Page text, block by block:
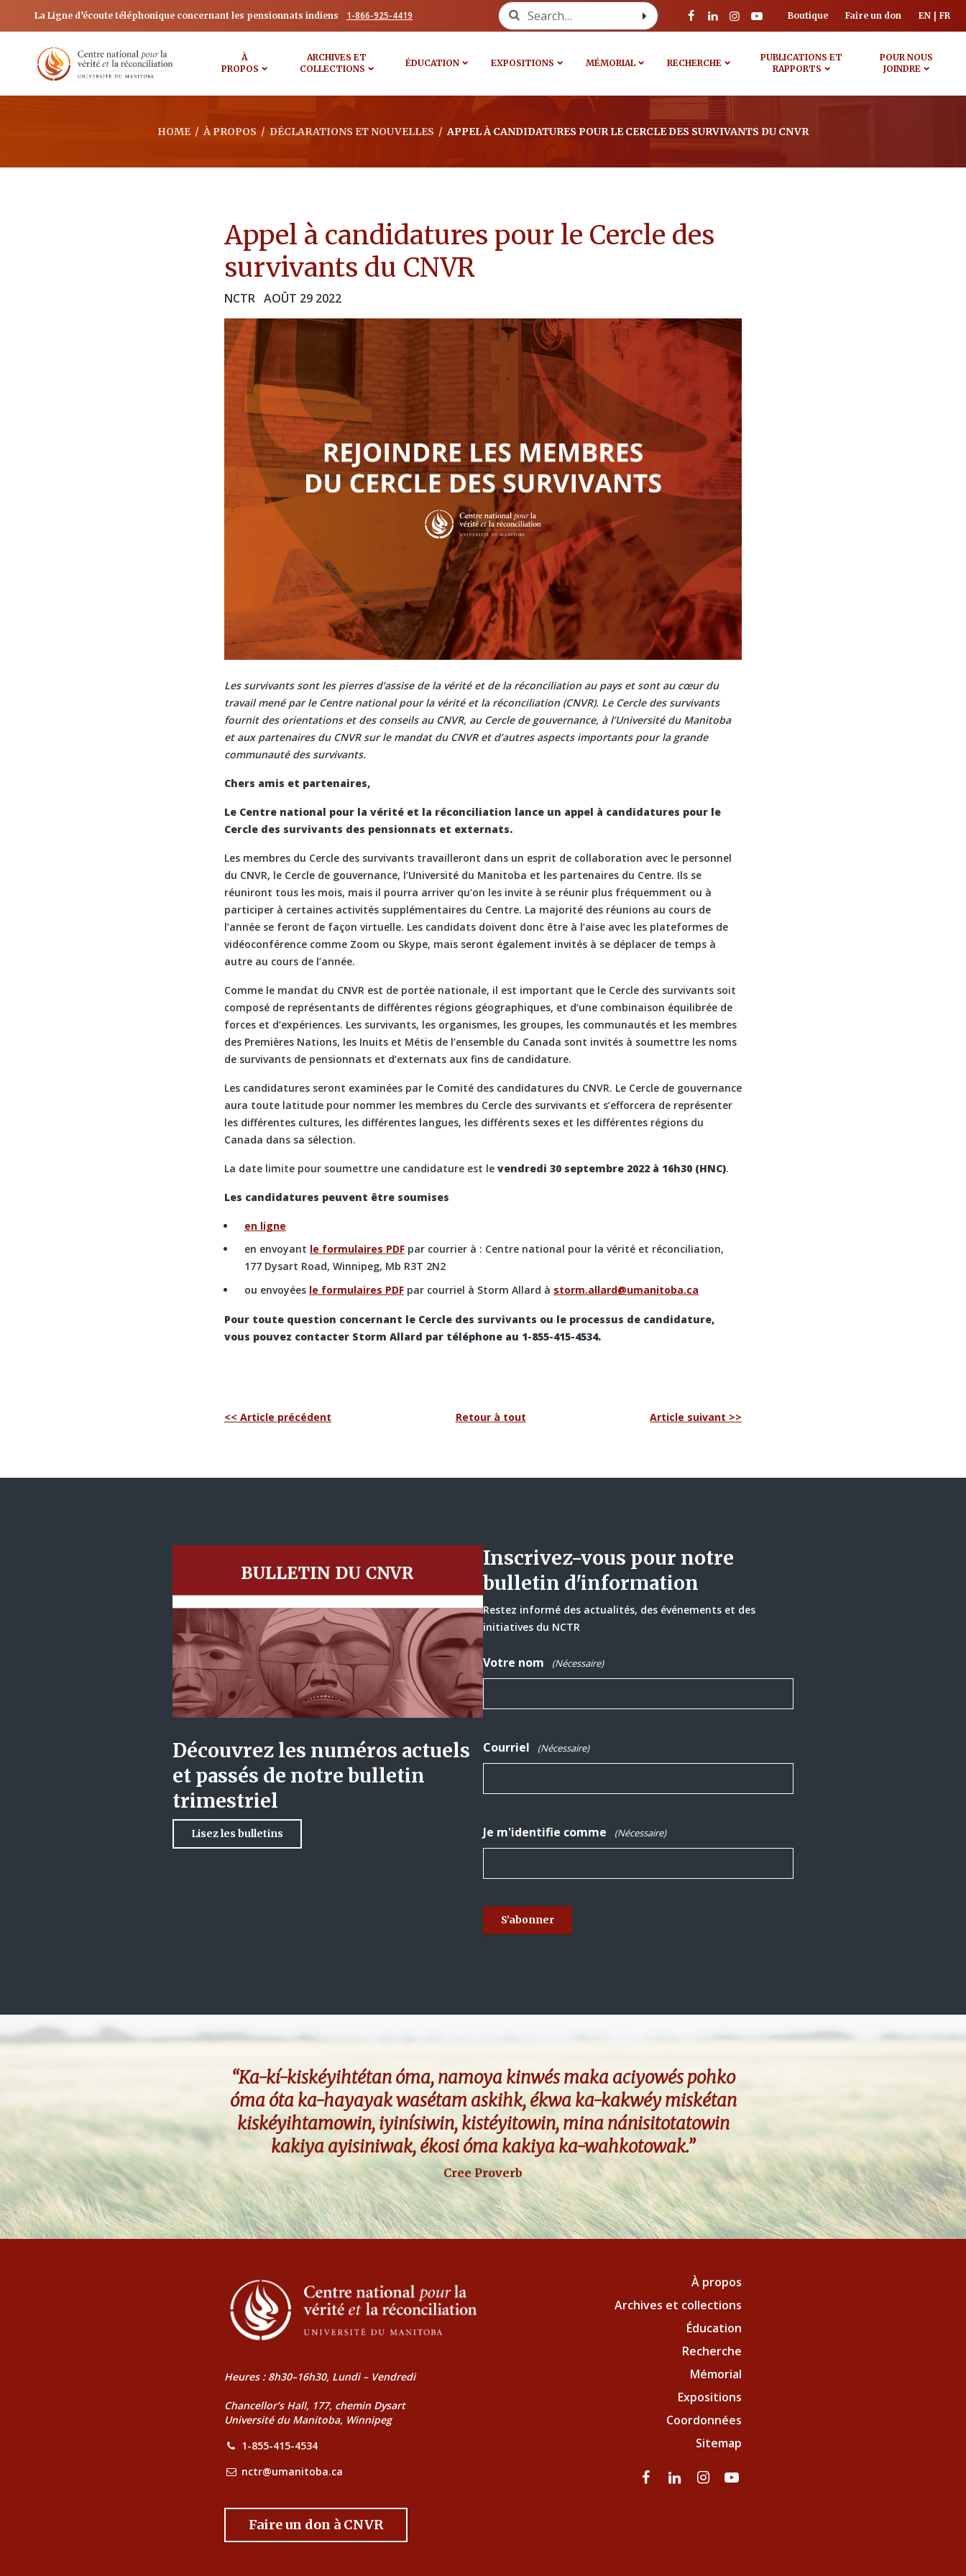
La Ligne d’écoute téléphonique concernant les pensionnats indiens 1-866-925-4419 Search for: Boutique Faire un don EN FR
À
PROPOS
ARCHIVES ET
COLLECTIONS
ÉDUCATION EXPOSITIONS MÉMORIAL RECHERCHE
PUBLICATIONS ET
RAPPORTS
POUR NOUS
JOINDRE
HOME / À PROPOS / DÉCLARATIONS ET NOUVELLES / APPEL À CANDIDATURES POUR LE CERCLE DES SURVIVANTS DU CNVR
Appel à candidatures pour le Cercle des
survivants du CNVR
NCTR AOÛT 29 2022
Les survivants sont les pierres d’assise de la vérité et de la réconciliation au pays et sont au cœur du
travail mené par le Centre national pour la vérité et la réconciliation (CNVR). Le Cercle des survivants
fournit des orientations et des conseils au CNVR, au Cercle de gouvernance, à l’Université du Manitoba
et aux partenaires du CNVR sur le mandat du CNVR et d’autres aspects importants pour la grande
communauté des survivants.
Chers amis et partenaires,
Le Centre national pour la vérité et la réconciliation lance un appel à candidatures pour le
Cercle des survivants des pensionnats et externats.
Les membres du Cercle des survivants travailleront dans un esprit de collaboration avec le personnel
du CNVR, le Cercle de gouvernance, l’Université du Manitoba et les partenaires du Centre. Ils se
réuniront tous les mois, mais il pourra arriver qu’on les invite à se réunir plus fréquemment ou à
participer à certaines activités supplémentaires du Centre. La majorité des réunions au cours de
l’année se feront de façon virtuelle. Les candidats doivent donc être à l’aise avec les plateformes de
vidéoconférence comme Zoom ou Skype, mais seront également invités à se déplacer de temps à
autre au cours de l’année.
Comme le mandat du CNVR est de portée nationale, il est important que le Cercle des survivants soit
composé de représentants de différentes régions géographiques, et d’une combinaison équilibrée de
forces et d’expériences. Les survivants, les organismes, les groupes, les communautés et les membres
des Premières Nations, les Inuits et Métis de l’ensemble du Canada sont invités à soumettre les noms
de survivants de pensionnats et d’externats aux fins de candidature.
Les candidatures seront examinées par le Comité des candidatures du CNVR. Le Cercle de gouvernance
aura toute latitude pour nommer les membres du Cercle des survivants et s’efforcera de représenter
les différentes cultures, les différentes langues, les différents sexes et les différentes régions du
Canada dans sa sélection.
La date limite pour soumettre une candidature est le vendredi 30 septembre 2022 à 16h30 (HNC).
Les candidatures peuvent être soumises
en ligne
en envoyant le formulaires PDF par courrier à : Centre national pour la vérité et réconciliation,
177 Dysart Road, Winnipeg, Mb R3T 2N2
ou envoyées le formulaires PDF par courriel à Storm Allard à storm.allard@umanitoba.ca
Pour toute question concernant le Cercle des survivants ou le processus de candidature,
vous pouvez contacter Storm Allard par téléphone au 1-855-415-4534.
<< Article précédent Retour à tout Article suivant >>
Découvrez les numéros actuels
et passés de notre bulletin
trimestriel
Lisez les bulletins
Inscrivez-vous pour notre
bulletin d'information
Restez informé des actualités, des événements et des
initiatives du NCTR
Votre nom (Nécessaire)
Courriel (Nécessaire)
Je m'identifie comme (Nécessaire)
“Ka-kí-kiskéyihtétan óma, namoya kinwés maka aciyowés pohko
óma óta ka-hayayak wasétam askihk, ékwa ka-kakwéy miskétan
kiskéyihtamowin, iyinísiwin, kistéyitowin, mina nánisitotatowin
kakiya ayisiniwak, ékosi óma kakiya ka-wahkotowak.”
Cree Proverb
Heures : 8h30–16h30, Lundi – Vendredi
Chancellor’s Hall, 177, chemin Dysart
Université du Manitoba, Winnipeg
1-855-415-4534
nctr@umanitoba.ca
Faire un don à CNVR
À propos
Archives et collections
Éducation
Recherche
Mémorial
Expositions
Coordonnées
Sitemap